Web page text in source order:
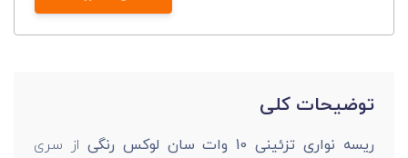
توضیحات کلی
ریسه نواری تزئینی 10 وات سان لوکس رنگی
از سری